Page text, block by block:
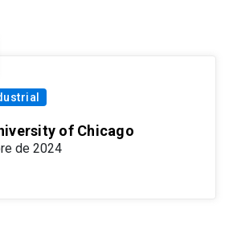
of Chicago
de 2024